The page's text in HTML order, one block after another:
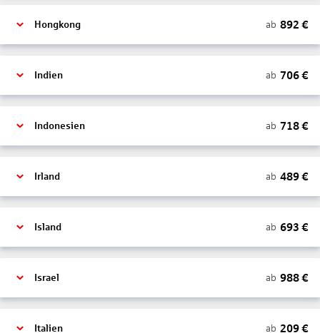
Hongkong ab 892 €
Indien ab 706€
Indonesien ab 718€
Irland ab 489€
Island ab 693 €
Israel ab 988€
Italien ab 209€